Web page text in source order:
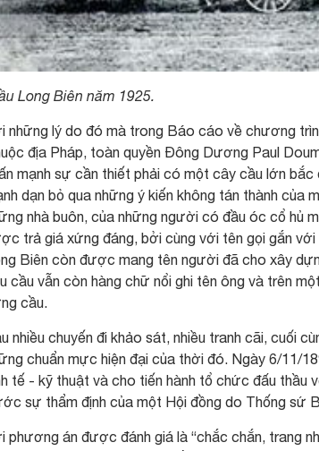
Long Biên năm 1925.
những lý do đó mà trong Báo cáo về chương
địa Pháp, toàn quyền Đông Dương Paul
mạnh sự cần thiết phải có một cây cầu lớn
dạn bỏ qua những ý kiến không tán thành
nhà buôn, của những người có đầu óc cổ hủ
trả giá xứng đáng, bởi cùng với tên gọi gắn
Biên còn được mang tên người đã cho xây
cầu vẫn còn hàng chữ nổi ghi tên ông và trên
cầu.
nhiều chuyến đi khảo sát, nhiều tranh cãi, cuối
chuẩn mực hiện đại của thời đó. Ngày 6/11/
tế - kỹ thuật và cho tiến hành tổ chức đấu
sự thẩm định của một Hội đồng do Thống sứ
phương án được đánh giá là “chắc chắn, trang